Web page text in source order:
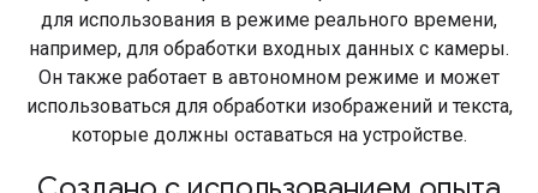
для использования в режиме реального времени,
например, для обработки входных данных с камеры.
Он также работает в автономном режиме и может
использоваться для обработки изображений и текста,
которые должны оставаться на устройстве.